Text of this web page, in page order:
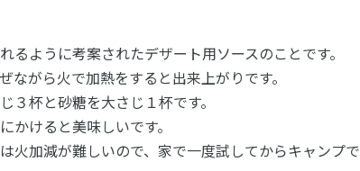
るように考案されたデザート用ソースのことです。
ながら火で加熱をすると出来上がりです。
３杯と砂糖を大さじ１杯です。
かけると美味しいです。
火加減が難しいので、家で一度試してからキャンプで